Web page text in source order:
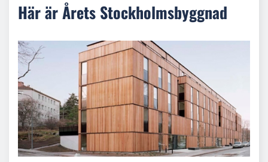
Här är Årets Stockholmsbyggnad